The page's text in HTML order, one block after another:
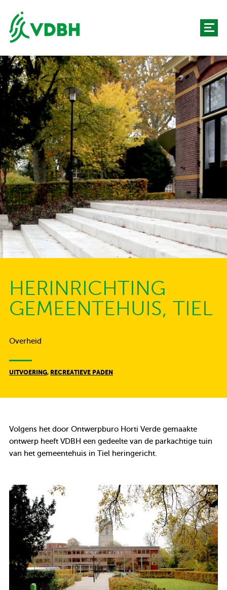
HERINRICHTING
GEMEENTEHUIS, TIEL
Overheid
UITVOERING, RECREATIEVE PADEN
Volgens het door Ontwerpburo Horti Verde gemaakte
ontwerp heeft VDBH een gedeelte van de parkachtige tuin
van het gemeentehuis in Tiel heringericht.